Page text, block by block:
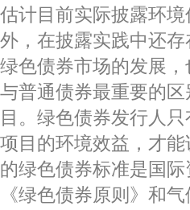
估计目前实际披露环
外，在披露实践中还
绿色债券市场的发展
与普通债券最重要的
目。绿色债券发行人
项目的环境效益，才
的绿色债券标准是国
《绿色债券原则》和